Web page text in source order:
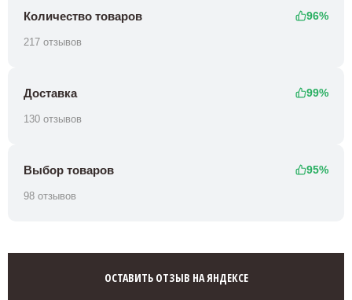
Количество товаров 96%
217 отзывов
Доставка 99%
130 отзывов
Выбор товаров 95%
98 отзывов
ОСТАВИТЬ ОТЗЫВ НА ЯНДЕКСЕ